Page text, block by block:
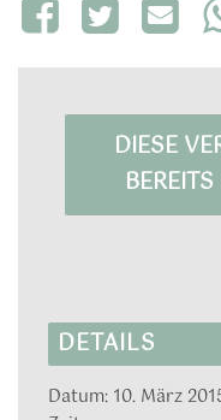
DIESE
DETAILS
Datum: 10. März